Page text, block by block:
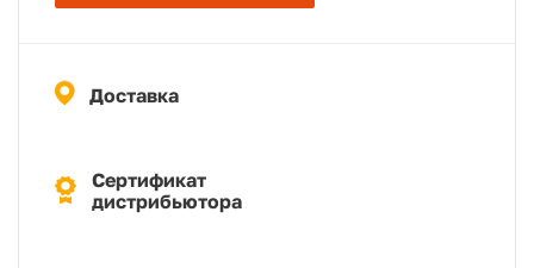
Доставка
Сертификат
дистрибьютора